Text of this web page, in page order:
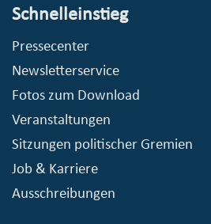
Schnelleinstieg
Pressecenter
Newsletterservice
Fotos zum Download
Veranstaltungen
Sitzungen politischer Gremien
Job & Karriere
Ausschreibungen